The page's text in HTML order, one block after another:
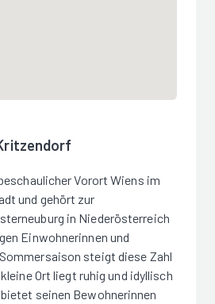
Vorort Wiens im
und gehört zur
in Niederösterreich
Einwohnerinnen und
steigt diese Zahl
Ort liegt ruhig und idyllisch
seinen Bewohnerinnen